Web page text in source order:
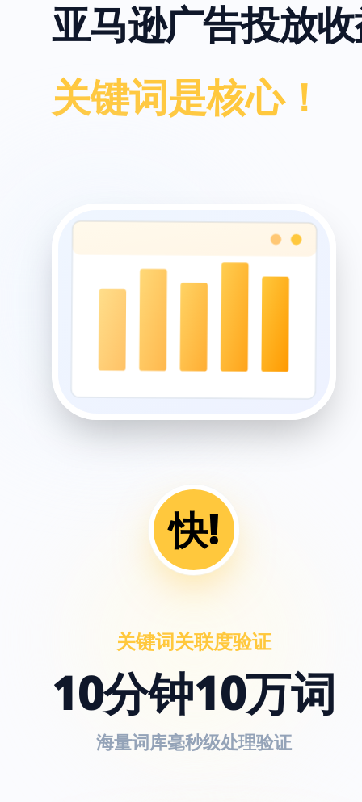
亚马逊广告投放
关键词是核心！
快!
关键词关联度验证
10分钟10万词
海量词库毫秒级处理验证